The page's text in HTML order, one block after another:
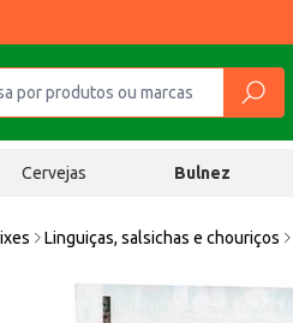
Cervejas Bulnez
Linguiças, salsichas e chouriços